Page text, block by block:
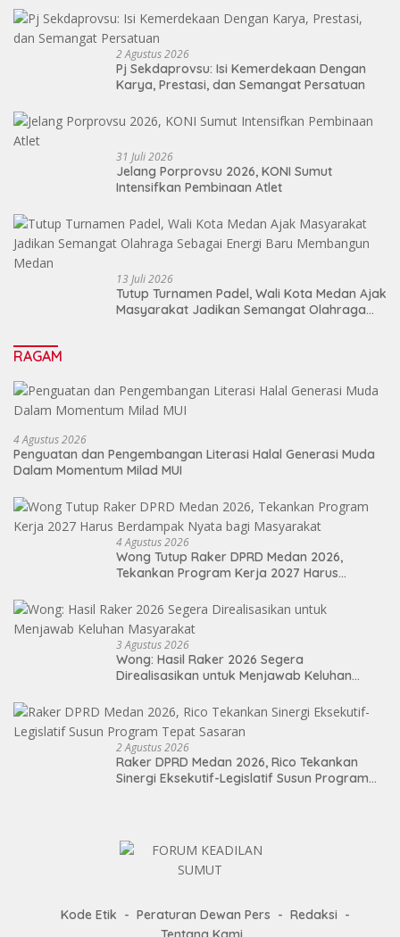
2 Agustus 2026
Pj Sekdaprovsu: Isi Kemerdekaan Dengan
Karya, Prestasi, dan Semangat Persatuan
31 Juli 2026
Jelang Porprovsu 2026, KONI Sumut
Intensifkan Pembinaan Atlet
13 Juli 2026
Tutup Turnamen Padel, Wali Kota Medan Ajak
Masyarakat Jadikan Semangat Olahraga
RAGAM
4 Agustus 2026
Penguatan dan Pengembangan Literasi Halal Generasi Muda
Dalam Momentum Milad MUI
4 Agustus 2026
Wong Tutup Raker DPRD Medan 2026,
Tekankan Program Kerja 2027 Harus
3 Agustus 2026
Wong: Hasil Raker 2026 Segera
Direalisasikan untuk Menjawab Keluhan
2 Agustus 2026
Raker DPRD Medan 2026, Rico Tekankan
Sinergi Eksekutif-Legislatif Susun Program
Kode Etik Peraturan Dewan Pers
Redaksi